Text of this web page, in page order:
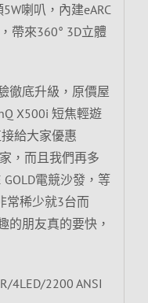
喇叭，內建eARC
帶來360° 3D立體
徹底升級，原價屋
X500i 短焦輕遊
給大家優惠
，而且我們再多
GOLD電競沙發，等
常稀少就3台而
的朋友真的要快，
4LED/2200 ANSI